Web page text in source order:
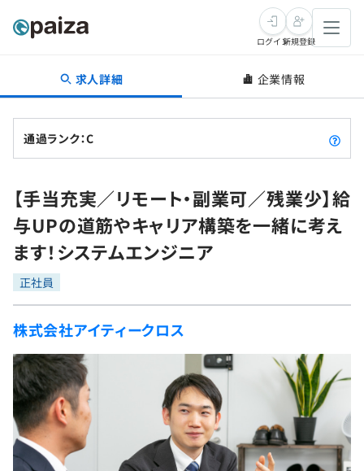
転職・キャリア
転職成功ガイド
転職エージェント
インタビュー
転職成功ガイド
新卒就活
求人検索
本選考
インターン
新卒エージェント
イベント・セミナー
インタビュー
就活成功ガイド
学習
問題集
4択課題
ナレッジ
リファレンス
プラン
プログラミング言語
評価結果一覧
再チャレンジ結果一覧
ゲーム・マンガ
Tech Team Journal
paiza times
note
paizaとは？
ログイン新規登録
求人詳細 企業情報
通過ランク：C
【手当充実／リモート・副業可／残業少】給
与UPの道筋やキャリア構築を一緒に考え
ます！システムエンジニア
正社員
株式会社アイティークロス